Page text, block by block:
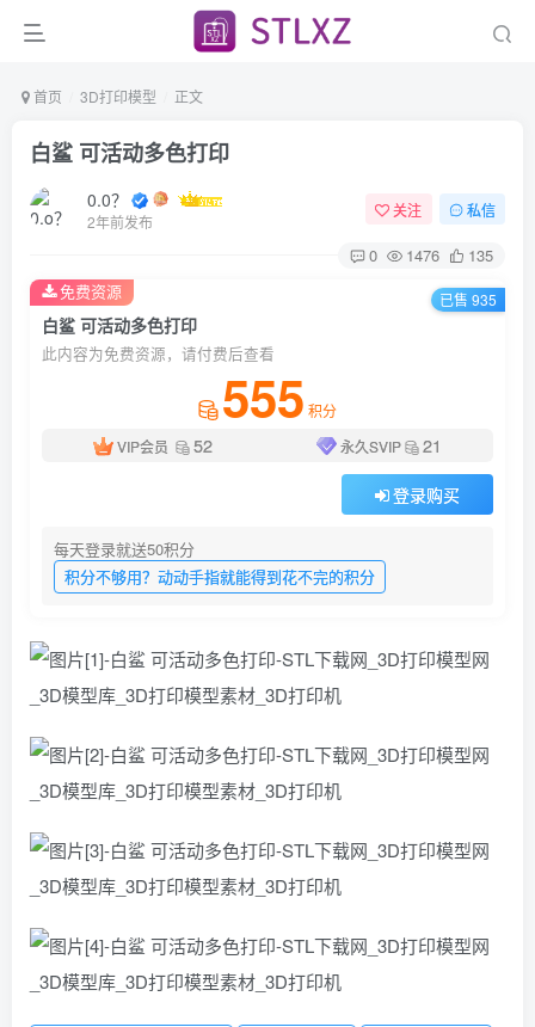
首页 3D打印模型 正文
白鲨 可活动多色打印
0.0？
2年前发布
关注 私信
0 1476 135
白鲨 可活动多色打印
此内容为免费资源，请付费后查看
555 积分
VIP会员
52 永久SVIP 21
登录购买
每天登录就送50积分
积分不够用？动动手指就能得到花不完的积分
免费资源 已售 935